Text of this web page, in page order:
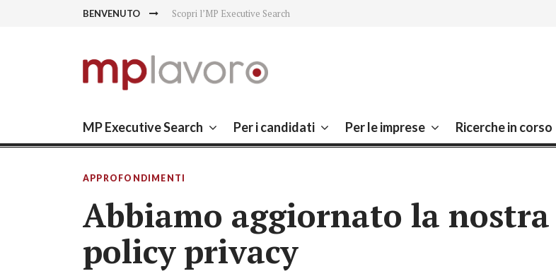
BENVENUTO Scopri l’MP Executive Search
MP Executive Search Per i candidati Per le imprese Ricerche in corso
APPROFONDIMENTI
Abbiamo aggiornato la nostra
policy privacy